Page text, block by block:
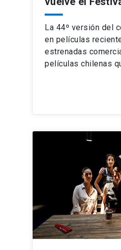
La 44º versión del
en películas
estrenadas
películas chilenas